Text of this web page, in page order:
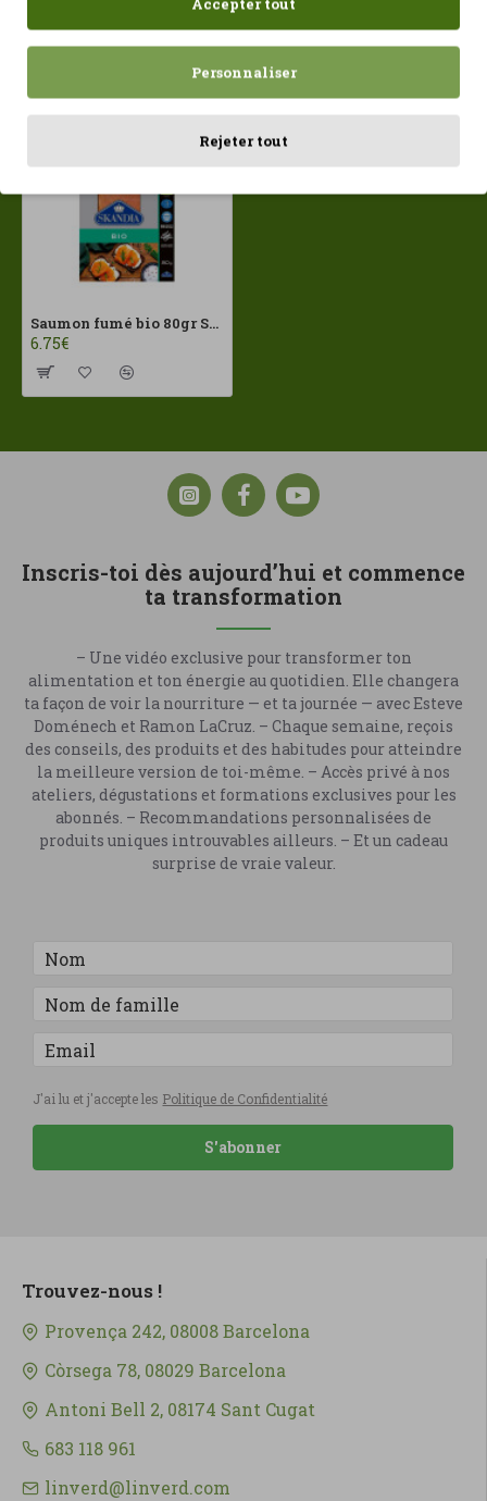
Saumon fumé bio 80gr Skandia ECO
6.75€
Inscris-toi dès aujourd’hui et commence
ta transformation
– Une vidéo exclusive pour transformer ton
alimentation et ton énergie au quotidien. Elle changera
ta façon de voir la nourriture — et ta journée — avec Esteve
Doménech et Ramon LaCruz. – Chaque semaine, reçois
des conseils, des produits et des habitudes pour atteindre
la meilleure version de toi-même. – Accès privé à nos
ateliers, dégustations et formations exclusives pour les
abonnés. – Recommandations personnalisées de
produits uniques introuvables ailleurs. – Et un cadeau
surprise de vraie valeur.
J'ai lu et j'accepte les Politique de Confidentialité
S'abonner
Trouvez-nous !
Provença 242, 08008 Barcelona
Còrsega 78, 08029 Barcelona
Antoni Bell 2, 08174 Sant Cugat
683 118 961
linverd@linverd.com
Personnaliser
Rejeter tout